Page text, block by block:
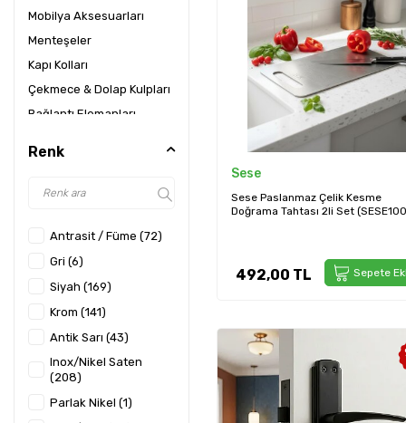
Mobilya Aksesuarları
Menteşeler
Kapı Kolları
Çekmece & Dolap Kulpları
Bağlantı Elemanları
Sürme Sistemler
Mutfak Sistemleri
Gardırop Sistemleri
Plastik Baza &
Sistemleri
Renk
Antrasit / Füme (72)
Gri (6)
Siyah (169)
Krom (141)
Antik Sarı (43)
Inox/Nikel Saten
(208)
Parlak Nikel (1)
Sese
Sese Paslanmaz Çelik Kesme
Doğrama Tahtası 2li Set
492,00 TL Sepete